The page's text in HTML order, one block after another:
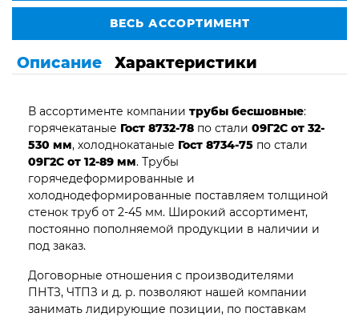
ВЕСЬ АССОРТИМЕНТ
Описание Характеристики
В ассортименте компании трубы бесшовные:
горячекатаные Гост 8732-78 по стали 09Г2С от 32-
530 мм, холоднокатаные Гост 8734-75 по стали
09Г2С от 12-89 мм. Трубы
горячедеформированные и
холоднодеформированные поставляем толщиной
стенок труб от 2-45 мм. Широкий ассортимент,
постоянно пополняемой продукции в наличии и
под заказ.
Договорные отношения с производителями
ПНТЗ, ЧТПЗ и д. р. позволяют нашей компании
занимать лидирующие позиции, по поставкам